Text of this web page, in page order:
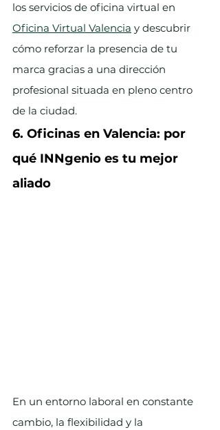
los servicios de oficina virtual en
Oficina Virtual Valencia y descubrir
cómo reforzar la presencia de tu
marca gracias a una dirección
profesional situada en pleno centro
de la ciudad.
6. Oficinas en Valencia: por
qué INNgenio es tu mejor
aliado
En un entorno laboral en constante
cambio, la flexibilidad y la